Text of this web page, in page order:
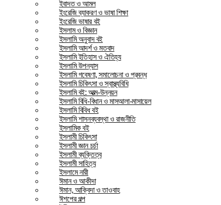
ইবাদত ও আমল
ইংরেজি ব্যাকরণ ও ভাষা শিক্ষা
ইংরেজি ভাষার বই
ইসলাম ও বিজ্ঞান
ইসলামি অনুবাদ বই
ইসলামি আদর্শ ও মতবাদ
ইসলামি ইতিহাস ও ঐতিহ্য
ইসলামি উপন্যাস
ইসলামি গবেষণা, সমালোচনা ও প্রবন্ধ
ইসলামি চিকিৎসা ও স্বাস্থ্যবিধি
ইসলামি বই: আত্ম-উন্নয়ন
ইসলামি বিধি-বিধান ও মাসআলা-মাসায়েল
ইসলামি বিবিধ বই
ইসলামি শাসনব্যবস্থা ও রাজনীতি
ইসলামিক বই
ইসলামী চিকিৎসা
ইসলামী জ্ঞান চর্চা
ইসলামী ব্যক্তিত্ব
ইসলামী সাহিত্য
ইসলামে নারী
ঈমান ও আকীদা
ঈমান, আক্বিদা ও তাওবাহ
ঈশপের গল্প